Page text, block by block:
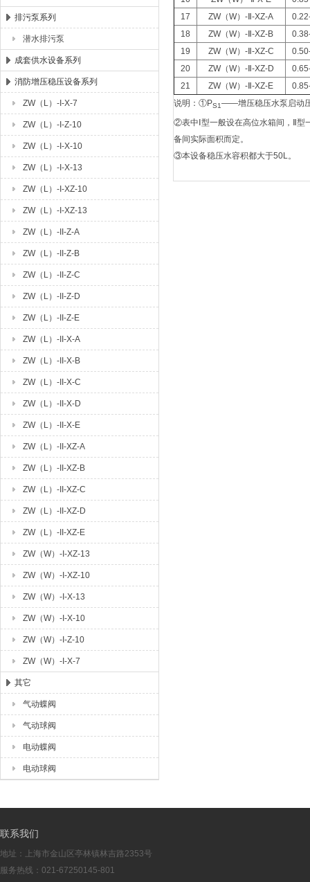
排污泵系列
潜水排污泵
成套供水设备系列
消防增压稳压设备系列
ZW（L）-I-X-7
ZW（L）-I-Z-10
ZW（L）-I-X-10
ZW（L）-I-X-13
ZW（L）-I-XZ-10
ZW（L）-I-XZ-13
ZW（L）-II-Z-A
ZW（L）-II-Z-B
ZW（L）-II-Z-C
ZW（L）-II-Z-D
ZW（L）-II-Z-E
ZW（L）-II-X-A
ZW（L）-II-X-B
ZW（L）-II-X-C
ZW（L）-II-X-D
ZW（L）-II-X-E
ZW（L）-II-XZ-A
ZW（L）-II-XZ-B
ZW（L）-II-XZ-C
ZW（L）-II-XZ-D
ZW（L）-II-XZ-E
ZW（W）-I-XZ-13
ZW（W）-I-XZ-10
ZW（W）-I-X-13
ZW（W）-I-X-10
ZW（W）-I-Z-10
ZW（W）-I-X-7
其它
气动蝶阀
气动球阀
电动蝶阀
电动球阀
17
ZW（W）-Ⅱ-XZ-A
18
ZW（W）-Ⅱ-XZ-B
19
ZW（W）-Ⅱ-XZ-C
20
ZW（W）-Ⅱ-XZ-D
21
ZW（W）-Ⅱ-XZ-E
说明：①PS1——增压稳压水泵启动
②表中Ⅰ型一般设在高位水箱间，Ⅱ型
备间实际面积而定。
③本设备稳压水容积都大于50L。
联系我们
地址：上海市金山区亭林镇林吉路2353号
服务热线：021-67250145-801